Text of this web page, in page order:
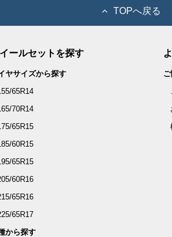
TOPへ戻る
ールセットを探す
ヤサイズから探す
65R14
70R14
65R15
60R15
65R15
60R16
65R16
65R17
から探す